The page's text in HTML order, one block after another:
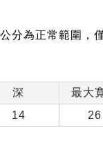
分為正常範圍，
深 最大
14 26